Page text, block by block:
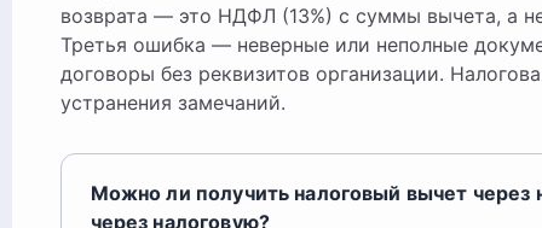
возврата — это НДФЛ (13%) с суммы вычета, а
Третья ошибка — неверные или неполные
договоры без реквизитов организации.
устранения замечаний.
Можно ли получить налоговый вычет через
через налоговую?